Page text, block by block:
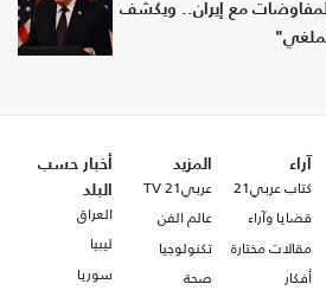
مع إيران.. ويكشف
آراء
كتاب عربي21
قضايا وآراء
مقالات مختارة
أفكار
المزيد
عربي21 TV
عالم الفن
تكنولوجيا
صحة
أخبار حسب
البلد
العراق
ليبيا
سوريا